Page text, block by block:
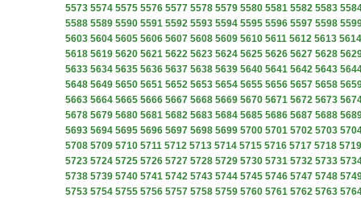
5573 5574 5575 5576 5577 5578 5579 5580 5581 5582 5583
5588 5589 5590 5591 5592 5593 5594 5595 5596 5597 5598
5603 5604 5605 5606 5607 5608 5609 5610 5611 5612 5613 5614
5618 5619 5620 5621 5622 5623 5624 5625 5626 5627 5628
5633 5634 5635 5636 5637 5638 5639 5640 5641 5642 5643
5648 5649 5650 5651 5652 5653 5654 5655 5656 5657 5658
5663 5664 5665 5666 5667 5668 5669 5670 5671 5672 5673
5678 5679 5680 5681 5682 5683 5684 5685 5686 5687 5688
5693 5694 5695 5696 5697 5698 5699 5700 5701 5702 5703
5708 5709 5710 5711 5712 5713 5714 5715 5716 5717 5718 5719
5723 5724 5725 5726 5727 5728 5729 5730 5731 5732 5733
5738 5739 5740 5741 5742 5743 5744 5745 5746 5747 5748
5753 5754 5755 5756 5757 5758 5759 5760 5761 5762 5763